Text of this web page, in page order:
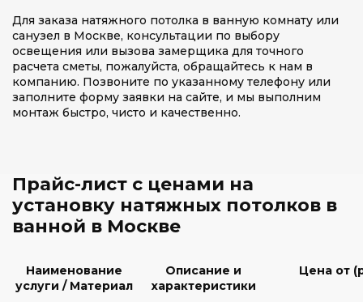
Для заказа натяжного потолка в ванную комнату или
санузел в Москве, консультации по выбору
освещения или вызова замерщика для точного
расчета сметы, пожалуйста, обращайтесь к нам в
компанию. Позвоните по указанному телефону или
заполните форму заявки на сайте, и мы выполним
монтаж быстро, чисто и качественно.
Прайс-лист с ценами на
установку натяжных потолков в
ванной в Москве
Наименование
услуги / Материал
Описание и
характеристики
Цена от